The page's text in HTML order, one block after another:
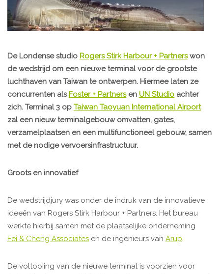
De Londense studio Rogers Stirk Harbour + Partnerswon
de wedstrijd om een ​​nieuwe terminal voor de grootste
luchthaven van Taiwan te ontwerpen. Hiermee laten ze
concurrenten als Foster + Partnersen UN Studio achter
zich. Terminal 3 op Taiwan Taoyuan International Airport
zal een nieuw terminalgebouw omvatten, gates,
verzamelplaatsen en een multifunctioneel gebouw, samen
met de nodige vervoersinfrastructuur.
Groots en innovatief
De wedstrijdjury was onder de indruk van de innovatieve
ideeën van Rogers Stirk Harbour + Partners. Het bureau
werkte hierbij samen met de plaatselijke onderneming
Fei & Cheng Associates en de ingenieurs van Arup.
De voltooiing van de nieuwe terminal is voorzien voor